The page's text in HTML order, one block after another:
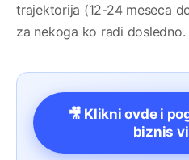
trajektorija (12-24 meseca
za nekoga ko radi dosledno.
🎥 Klikni ovde i
biznis